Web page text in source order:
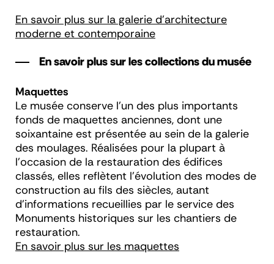
En savoir plus sur la galerie d'architecture
moderne et contemporaine
En savoir plus sur les collections du musée
Maquettes
Le musée conserve l’un des plus importants
fonds de maquettes anciennes, dont une
soixantaine est présentée au sein de la galerie
des moulages. Réalisées pour la plupart à
l’occasion de la restauration des édifices
classés, elles reflètent l’évolution des modes de
construction au fils des siècles, autant
d’informations recueillies par le service des
Monuments historiques sur les chantiers de
restauration.
En savoir plus sur les maquettes